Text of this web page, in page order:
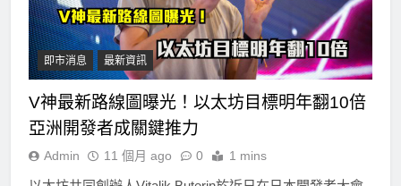
即市消息 最新資訊
V神最新路線圖曝光！以太坊目標明年翻10倍
亞洲開發者成關鍵推力
Admin 11 個月 ago 0 1 mins